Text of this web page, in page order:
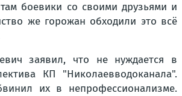
боевики со своими друзьями и
же горожан обходили это всё
заявил, что не нуждается в
КП "Николаевводоканала".
их в непрофессионализме.